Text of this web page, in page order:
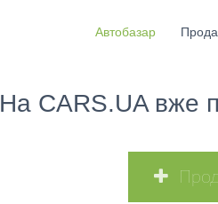
Автобазар
На CARS.UA вже